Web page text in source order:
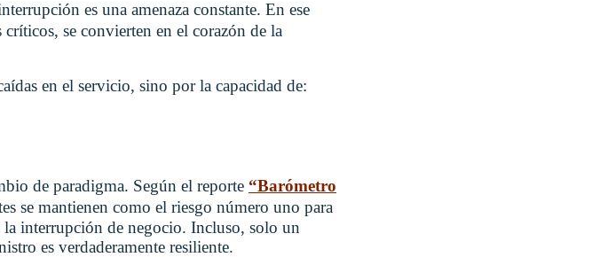
es una amenaza constante. En ese
críticos, se convierten en el corazón de la
en el servicio, sino por la capacidad de:
de paradigma. Según el reporte “Barómetro
se mantienen como el riesgo número uno para
interrupción de negocio. Incluso, solo un
es verdaderamente resiliente.